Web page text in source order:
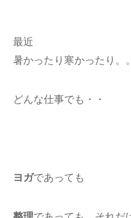
最近
暑かったり寒かったり。
どんな仕事でも・・
ヨガであっても